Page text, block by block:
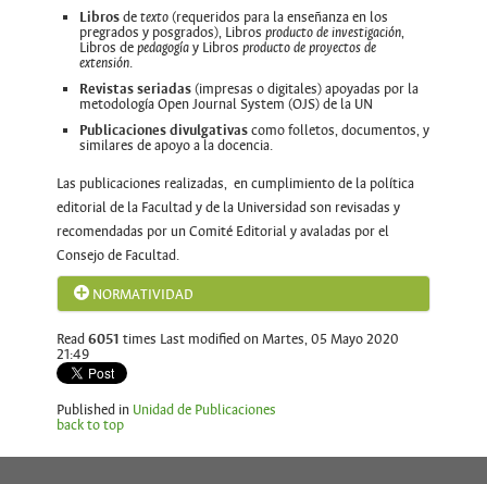
Librosde texto(requeridos para la enseñanza en los
pregrados y posgrados), Libros producto de investigación,
Libros de pedagogíay Libros producto de proyectos de
extensión.
Revistas seriadas(impresas o digitales) apoyadas por la
metodología Open Journal System (OJS) de la UN
Publicaciones divulgativascomo folletos, documentos, y
similares de apoyo a la docencia.
Las publicaciones realizadas, en cumplimiento de la política
editorial de la Facultad y de la Universidad son revisadas y
recomendadas por un Comité Editorial y avaladas por el
Consejo de Facultad.
NORMATIVIDAD
NIVEL NACIONAL
Acuerdos
Universitario
de Colombia
Read6051 times Last modified on Martes, 05 Mayo 2020
21:49
Published in Unidad de Publicaciones
back to top